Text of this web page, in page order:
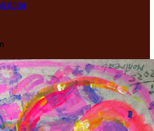
₫